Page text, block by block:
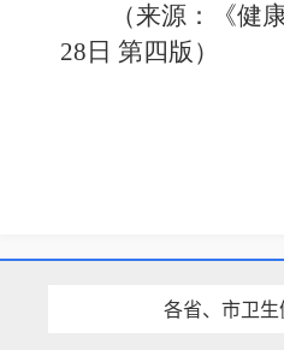
（来源：《健
28日 第四版）
各省、市卫